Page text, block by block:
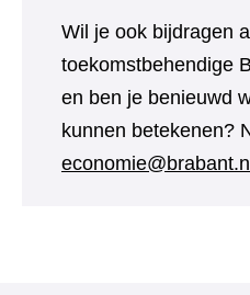
Wil je ook bijdragen
toekomstbehendige
en ben je benieuwd
kunnen betekenen?
economie@brabant.nl